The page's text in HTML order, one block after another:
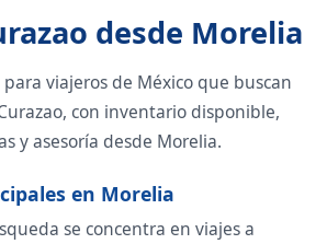
desde Morelia
viajeros de México que buscan
con inventario disponible,
y asesoría desde Morelia.
en Morelia
se concentra en viajes a